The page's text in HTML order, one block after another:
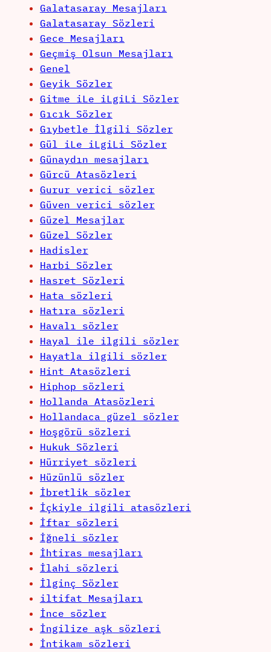
Galatasaray Mesajları
Galatasaray Sözleri
Gece Mesajları
Geçmiş Olsun Mesajları
Genel
Geyik Sözler
Gitme iLe iLgiLi Sözler
Gıcık Sözler
Gıybetle İlgili Sözler
Gül iLe iLgiLi Sözler
Günaydın mesajları
Gürcü Atasözleri
Gurur verici sözler
Güven verici sözler
Güzel Mesajlar
Güzel Sözler
Hadisler
Harbi Sözler
Hasret Sözleri
Hata sözleri
Hatıra sözleri
Havalı sözler
Hayal ile ilgili sözler
Hayatla ilgili sözler
Hint Atasözleri
Hiphop sözleri
Hollanda Atasözleri
Hollandaca güzel sözler
Hoşgörü sözleri
Hukuk Sözleri
Hürriyet sözleri
Hüzünlü sözler
İbretlik sözler
İçkiyle ilgili atasözleri
İftar sözleri
İğneli sözler
İhtiras mesajları
İlahi sözleri
İlginç Sözler
iltifat Mesajları
İnce sözler
İngilize aşk sözleri
İntikam sözleri